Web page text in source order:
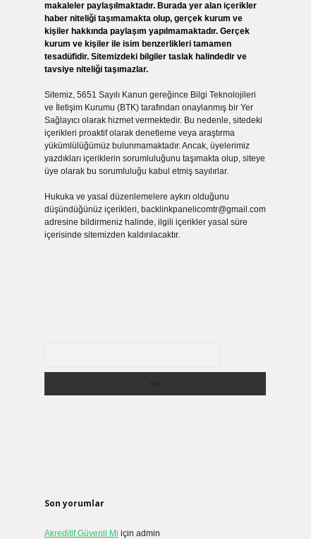
makaleler paylaşılmaktadır. Burada yer alan içerikler
haber niteliği taşımamakta olup, gerçek kurum ve
kişiler hakkında paylaşım yapılmamaktadır. Gerçek
kurum ve kişiler ile isim benzerlikleri tamamen
tesadüfidir. Sitemizdeki bilgiler taslak halindedir ve
tavsiye niteliği taşımazlar.
Sitemiz, 5651 Sayılı Kanun gereğince Bilgi Teknolojileri
ve İletişim Kurumu (BTK) tarafından onaylanmış bir Yer
Sağlayıcı olarak hizmet vermektedir. Bu nedenle, sitedeki
içerikleri proaktif olarak denetleme veya araştırma
yükümlülüğümüz bulunmamaktadır. Ancak, üyelerimiz
yazdıkları içeriklerin sorumluluğunu taşımakta olup, siteye
üye olarak bu sorumluluğu kabul etmiş sayılırlar.
Hukuka ve yasal düzenlemelere aykırı olduğunu
düşündüğünüz içerikleri, backlinkpanelicomtr@gmail.com
adresine bildirmeniz halinde, ilgili içerikler yasal süre
içerisinde sitemizden kaldırılacaktır.
Son yorumlar
Akreditif Güvenli Mi için admin